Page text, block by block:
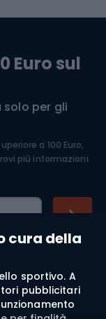
cura della
sportivo. A
pubblicitari
Euro sul
per gli
a 100 Euro,
più informazioni